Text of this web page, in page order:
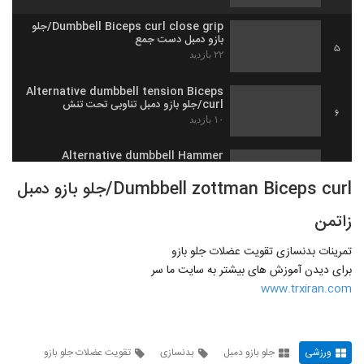
5
Dumbbell Biceps curl close grip/جلو
بازو دمبل دست جمع
۲۲ بازدید
6
Alternative dumbbell tension Biceps
curl/جلو بازو دمبل تناوبی تحت تنش
۱۰ بازدید
Alternative dumbbell Hammer
تحت تنش
۹ بازدید
۸ بازدید
Sited dumbbell Biceps curl on
Dumbbell zottman Biceps curl/جلو بازو دمبل
زاتمن
تمرینات بدنسازی تقویت عضلات جلو بازو
برای دیدن آموزش های بیشتر به سایت ما سر
www.trxiran.com
ورزشی جلو بازو دمبل بدنسازی
تقویت عضلات جلو بازو